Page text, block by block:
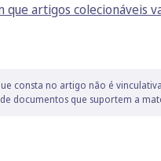
que artigos colecionáveis
consta no artigo não é
documentos que suportem a